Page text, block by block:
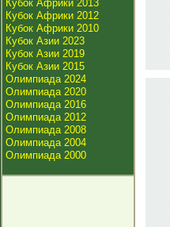
Кубок Африки 2013
Кубок Африки 2012
Кубок Африки 2010
Кубок Азии 2023
Кубок Азии 2019
Кубок Азии 2015
Олимпиада 2024
Олимпиада 2020
Олимпиада 2016
Олимпиада 2012
Олимпиада 2008
Олимпиада 2004
Олимпиада 2000